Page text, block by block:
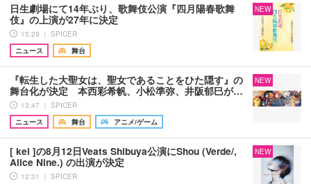
日生劇場にて14年ぶり、歌舞伎公演『四月陽春歌舞
伎』の上演が27年に決定
15:29 ｜ SPICER
ニュース
舞台
NEW
『転生した大聖女は、聖女であることをひた隠す』の
舞台化が決定 本西彩希帆、小松準弥、井阪郁巳が…
13:47 ｜ SPICER
ニュース
舞台 アニメ/ゲーム
NEW
[ kei ]の8月12日Veats Shibuya公演にShou (Verde/,
Alice Nine.) の出演が決定
12:31 ｜ SPICER
NEW